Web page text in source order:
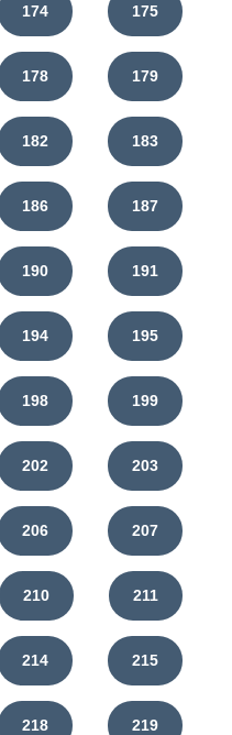
174 175
178 179
182 183
186 187
190 191
194 195
198 199
202 203
206 207
210 211
214 215
218 219